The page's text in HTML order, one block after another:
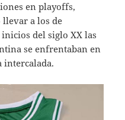
en playoffs,
a los de
del siglo XX las
se enfrentaban en
intercalada.